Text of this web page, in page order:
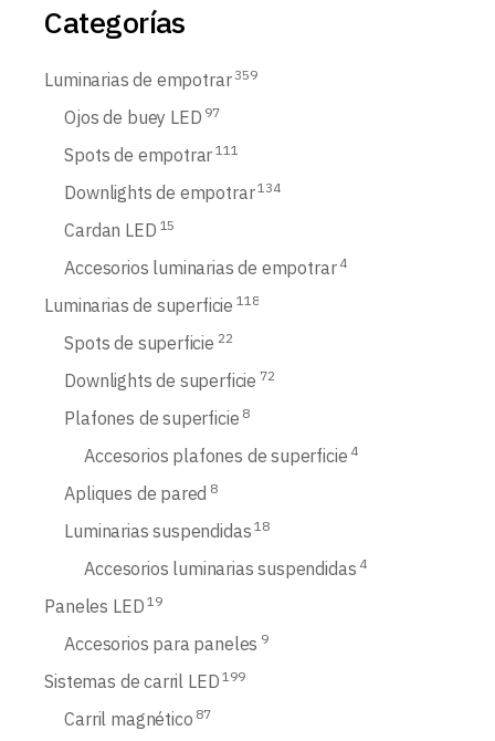
Categorías
Luminarias de empotrar 359
Ojos de buey LED 97
Spots de empotrar 111
Downlights de empotrar 134
Cardan LED 15
Accesorios luminarias de empotrar 4
Luminarias de superficie 118
Spots de superficie 22
Downlights de superficie 72
Plafones de superficie 8
Accesorios plafones de superficie 4
Apliques de pared 8
Luminarias suspendidas 18
Accesorios luminarias suspendidas 4
Paneles LED 19
Accesorios para paneles 9
Sistemas de carril LED 199
Carril magnético 87